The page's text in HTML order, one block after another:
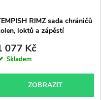
RIMZ sada chráničů
loktů a zápěstí
077 Kč
Skladem
ZOBRAZIT